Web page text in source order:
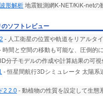
形解析 地震観測網K-NET/KiK-netの
のソフトレビュー
- 人工衛星の位置や軌道をリアルタ
時間と空間の移動も可能な、圧倒的
分子モデルの作成や計算結果の可
- 恒星間航行3Dシミュレータ 太陽
2 2.0 - 動植物の性質を設定して生態